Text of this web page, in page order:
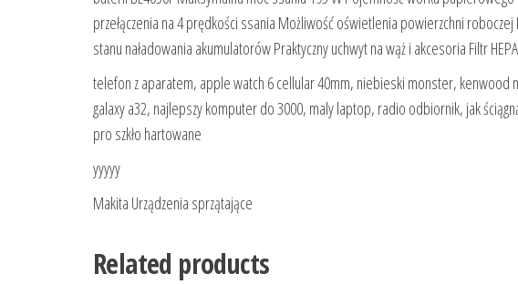
przełączenia na 4 prędkości ssania Możliwość oświetlenia powierzchni
stanu naładowania akumulatorów Praktyczny uchwyt na wąż i akcesoria Filtr
telefon z aparatem, apple watch 6 cellular 40mm, niebieski monster, kenwood
galaxy a32, najlepszy komputer do 3000, maly laptop, radio odbiornik, jak
pro szkło hartowane
yyyyy
Makita Urządzenia sprzątające
Related products